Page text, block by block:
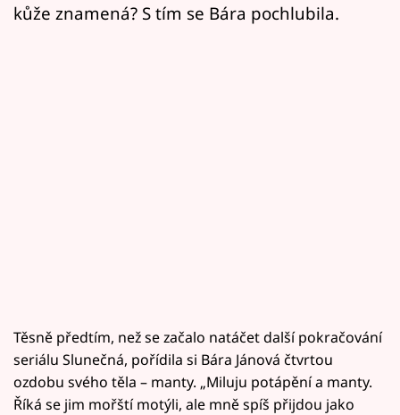
kůže znamená? S tím se Bára pochlubila.
Těsně předtím, než se začalo natáčet další pokračování
seriálu Slunečná, pořídila si Bára Jánová čtvrtou
ozdobu svého těla – manty. „Miluju potápění a manty.
Říká se jim mořští motýli, ale mně spíš přijdou jako